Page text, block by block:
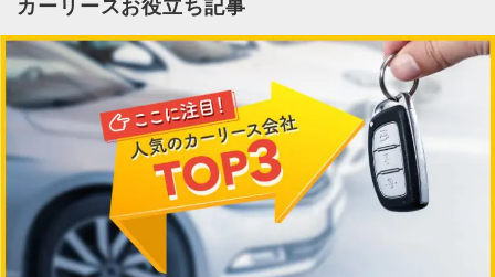
カーリースお役立ち記事